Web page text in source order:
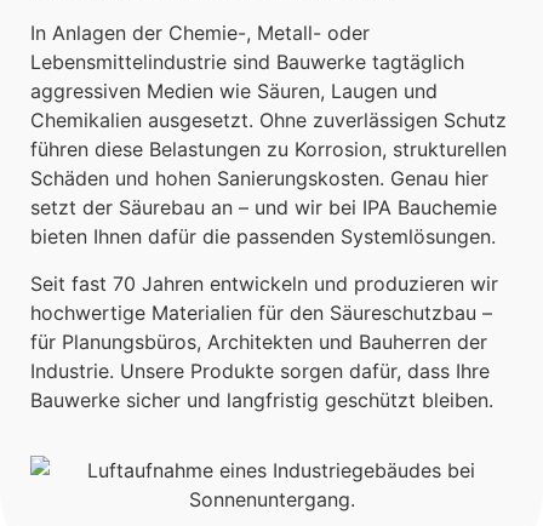
In Anlagen der Chemie-, Metall- oder
Lebensmittelindustrie sind Bauwerke tagtäglich
aggressiven Medien wie Säuren, Laugen und
Chemikalien ausgesetzt. Ohne zuverlässigen Schutz
führen diese Belastungen zu Korrosion, strukturellen
Schäden und hohen Sanierungskosten. Genau hier
setzt der Säurebau an – und wir bei IPA Bauchemie
bieten Ihnen dafür die passenden Systemlösungen.
Seit fast 70 Jahren entwickeln und produzieren wir
hochwertige Materialien für den Säureschutzbau –
für Planungsbüros, Architekten und Bauherren der
Industrie. Unsere Produkte sorgen dafür, dass Ihre
Bauwerke sicher und langfristig geschützt bleiben.